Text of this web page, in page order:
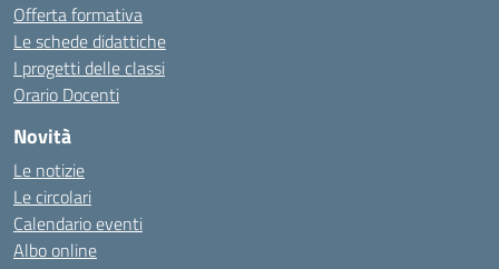
Offerta formativa
Le schede didattiche
I progetti delle classi
Orario Docenti
Novità
Le notizie
Le circolari
Calendario eventi
Albo online